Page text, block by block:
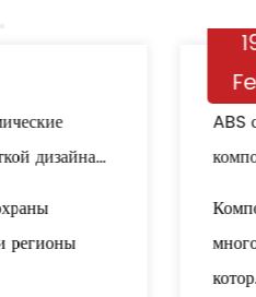
ABS составной
композитный материал
Композитный бумажный
многослойную структуру